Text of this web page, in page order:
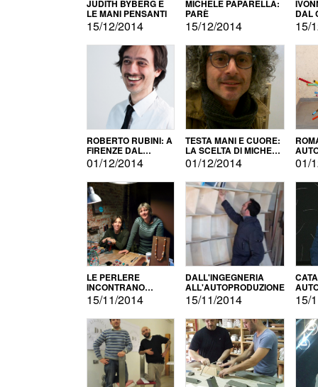
JUDITH BYBERG E
LE MANI PENSANTI
15/12/2014
MICHELE PAPARELLA:
PARÈ
15/12/2014
DAL
15/
ROBERTO RUBINI: A
FIRENZE DAL
PRODOTTO ALLA
PROMOZIONE
01/12/2014
TESTA MANI E CUORE:
LA SCELTA DI MICHELE
BARBERIO
01/12/2014 01/
LE PERLERE
INCONTRANO
L'AUTOPRODUZIONE
15/11/2014
DALL'INGEGNERIA
ALL'AUTOPRODUZIONE
15/11/2014 15/